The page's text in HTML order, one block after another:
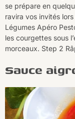
se prépare en
ravira vos invités
Légumes Apéro
les courgettes sous
morceaux. Step 2
Sauce